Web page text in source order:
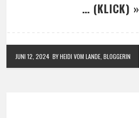
… (KLICK) »
JUNI 12, 2024 BY HEIDI VOM LANDE, BLOGGERIN